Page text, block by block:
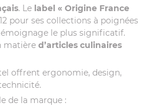
. Le label « Origine France
pour ses collections à poignées
le plus significatif.
matière d’articles culinaires
offrent ergonomie, design,
de la marque :